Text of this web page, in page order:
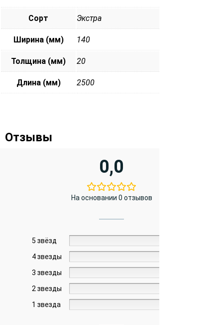
Сорт Экстра
Ширина (мм) 140
Толщина (мм) 20
Длина (мм) 2500
Отзывы
0,0
На основании 0 отзывов
5 звёзд
4 звезды
3 звезды
2 звезды
1 звезда